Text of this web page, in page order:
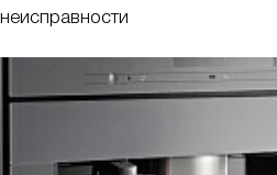
неисправности